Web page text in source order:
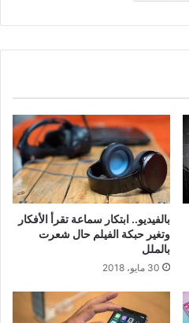
بالفيديو.. ابتكار سماعة تقرأ الأفكار
وتغير حبكة الفيلم حال شعرت
بالملل
30 مايو، 2018